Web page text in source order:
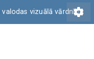
valodas vizuālā vārdnīca
settings